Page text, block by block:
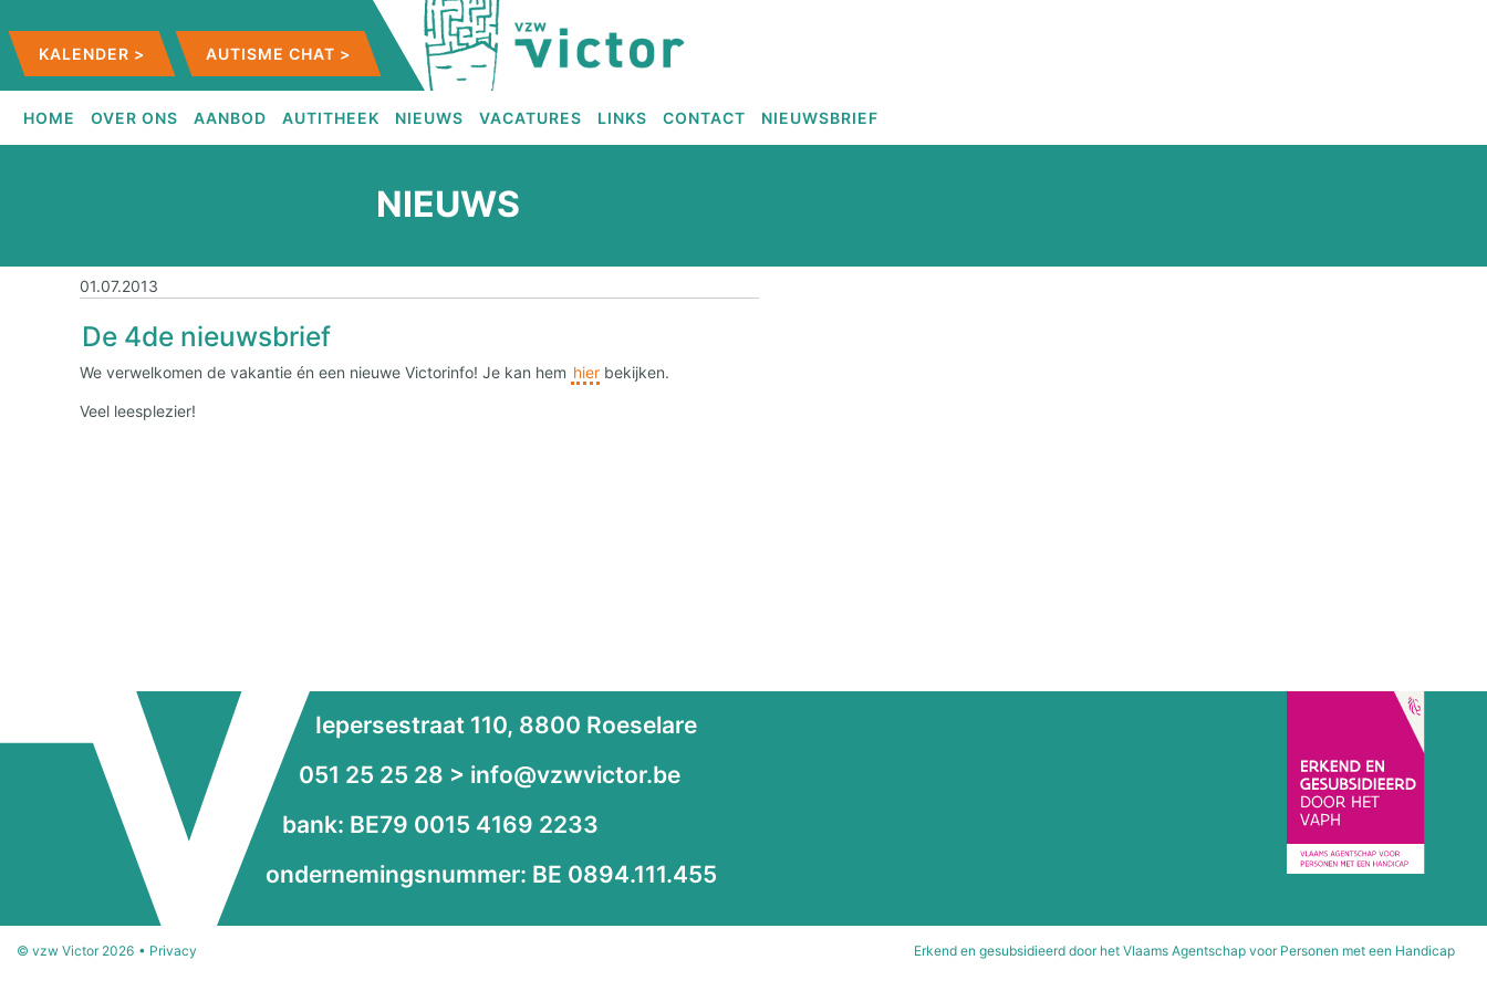
KALENDER > AUTISME CHAT >
HOME OVER ONS AANBOD AUTITHEEK NIEUWS VACATURES LINKS CONTACT NIEUWSBRIEF
NIEUWS
01.07.2013
De 4de nieuwsbrief
We verwelkomen de vakantie én een nieuwe Victorinfo! Je kan hem hier bekijken.
Veel leesplezier!
Iepersestraat 110, 8800 Roeselare
051 25 25 28 > info@vzwvictor.be
bank: BE79 0015 4169 2233
ondernemingsnummer: BE 0894.111.455
© vzw Victor 2026 • Privacy Erkend en gesubsidieerd door het Vlaams Agentschap voor Personen met een Handicap